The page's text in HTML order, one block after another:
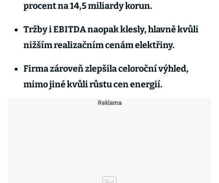
procent na 14,5 miliardy korun.
Tržby i EBITDA naopak klesly, hlavně kvůli
nižším realizačním cenám elektřiny.
Firma zároveň zlepšila celoroční výhled,
mimo jiné kvůli růstu cen energií.